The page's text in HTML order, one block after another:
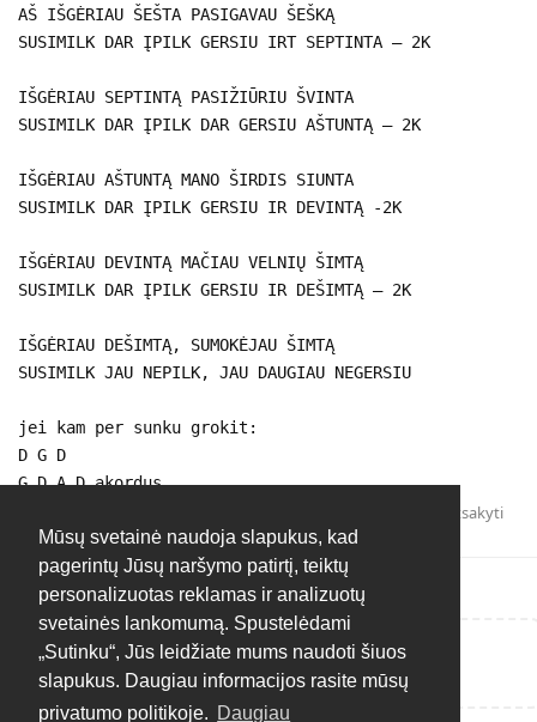
Mūsų svetainė naudoja slapukus, kad
pagerintų Jūsų naršymo patirtį, teiktų
personalizuotas reklamas ir analizuotų
svetainės lankomumą. Spustelėdami
„Sutinku“, Jūs leidžiate mums naudoti šiuos
slapukus. Daugiau informacijos rasite mūsų
privatumo politikoje. Daugiau
AŠ IŠGĖRIAU ŠEŠTA PASIGAVAU ŠEŠKĄ
SUSIMILK DAR ĮPILK GERSIU IRT SEPTINTA – 2K
IŠGĖRIAU SEPTINTĄ PASIŽIŪRIU ŠVINTA
SUSIMILK DAR ĮPILK DAR GERSIU AŠTUNTĄ – 2K
IŠGĖRIAU AŠTUNTĄ MANO ŠIRDIS SIUNTA
SUSIMILK DAR ĮPILK GERSIU IR DEVINTĄ -2K
IŠGĖRIAU DEVINTĄ MAČIAU VELNIŲ ŠIMTĄ
SUSIMILK DAR ĮPILK GERSIU IR DEŠIMTĄ – 2K
IŠGĖRIAU DEŠIMTĄ, SUMOKĖJAU ŠIMTĄ
SUSIMILK JAU NEPILK, JAU DAUGIAU NEGERSIU
jei kam per sunku grokit:
D G D
G D A D akordus
Atsakyti
Rašyti atsakymą...